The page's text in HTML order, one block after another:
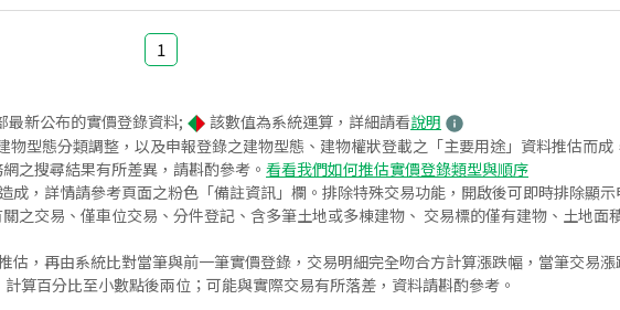
1
最新公布的實價登錄資料; 該數值為系統運算，詳細請看說明
型態分類調整，以及申報登錄之建物型態、建物權狀登載之「主要用途」資料推估而成
之搜尋結果有所差異，請斟酌參考。 看看我們如何推估實價登錄類型與順序
成，詳情請參考頁面之粉色「備註資訊」欄。排除特殊交易功能，開啟後可即時排除顯
之交易、僅車位交易、分件登記、含多筆土地或多棟建物、 交易標的僅有建物、土地面
估，再由系統比對當筆與前一筆實價登錄，交易明細完全吻合方計算漲跌幅，當筆交易
算百分比至小數點後兩位；可能與實際交易有所落差，資料請斟酌參考。